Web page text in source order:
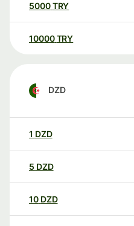
5000TRY
10000 TRY
DZD
1 DZD
5 DZD
10 DZD